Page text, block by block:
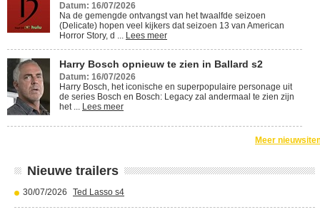
Datum: 16/07/2026
Na de gemengde ontvangst van het twaalfde seizoen
(Delicate) hopen veel kijkers dat seizoen 13 van American
Horror Story, d ... Lees meer
Harry Bosch opnieuw te zien in Ballard s2
Datum: 16/07/2026
Harry Bosch, het iconische en superpopulaire personage uit
de series Bosch en Bosch: Legacy zal andermaal te zien zijn
het ... Lees meer
Meer
Nieuwe trailers
30/07/2026 Ted Lasso s4